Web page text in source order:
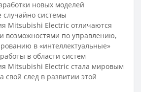
новых моделей
системы
Mitsubishi Electric отличаются
возможностями по управлению,
в «интеллектуальные»
в области систем
Mitsubishi Electric стала мировым
свой след в развитии этой